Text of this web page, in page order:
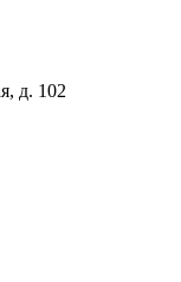
д. 102